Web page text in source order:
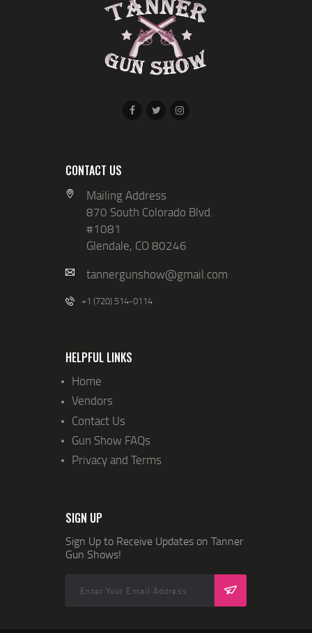
CONTACT US
Mailing Address
870 South Colorado Blvd.
#1081
Glendale, CO 80246
tannergunshow@gmail.com
+1 (720) 514-0114
HELPFUL LINKS
Home
Vendors
Contact Us
Gun Show FAQs
Privacy and Terms
SIGN UP
Sign Up to Receive Updates on Tanner
Gun Shows!